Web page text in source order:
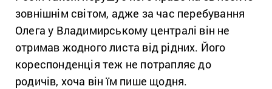
зовнішнім світом, адже за час перебування
Олега у Владимирському централі він не
отримав жодного листа від рідних. Його
кореспонденція теж не потрапляє до
родичів, хоча він їм пише щодня.